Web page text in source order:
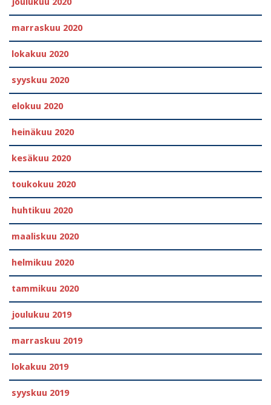
marraskuu 2020
lokakuu 2020
syyskuu 2020
elokuu 2020
heinäkuu 2020
kesäkuu 2020
toukokuu 2020
huhtikuu 2020
maaliskuu 2020
helmikuu 2020
tammikuu 2020
joulukuu 2019
marraskuu 2019
lokakuu 2019
syyskuu 2019